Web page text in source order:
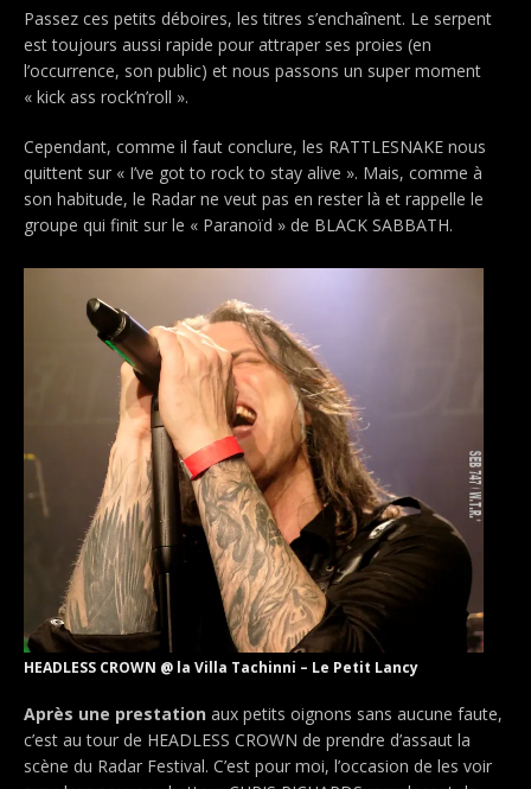
Passez ces petits déboires, les titres s’enchaînent. Le serpent
est toujours aussi rapide pour attraper ses proies (en
l’occurrence, son public) et nous passons un super moment
« kick ass rock’n’roll ».
Cependant, comme il faut conclure, les RATTLESNAKE nous
quittent sur « I’ve got to rock to stay alive ». Mais, comme à
son habitude, le Radar ne veut pas en rester là et rappelle le
groupe qui finit sur le « Paranoïd » de BLACK SABBATH.
HEADLESS CROWN @ la Villa Tachinni – Le Petit Lancy
Après une prestation aux petits oignons sans aucune faute,
c’est au tour de HEADLESS CROWN de prendre d’assaut la
scène du Radar Festival. C’est pour moi, l’occasion de les voir